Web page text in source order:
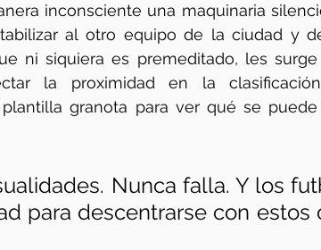
inconsciente una maquinaria
al otro equipo de la ciudad y
ni siquiera es premeditado, les
la proximidad en la
granota para ver qué se puede
Nunca falla. Y los
para descentrarse con estos